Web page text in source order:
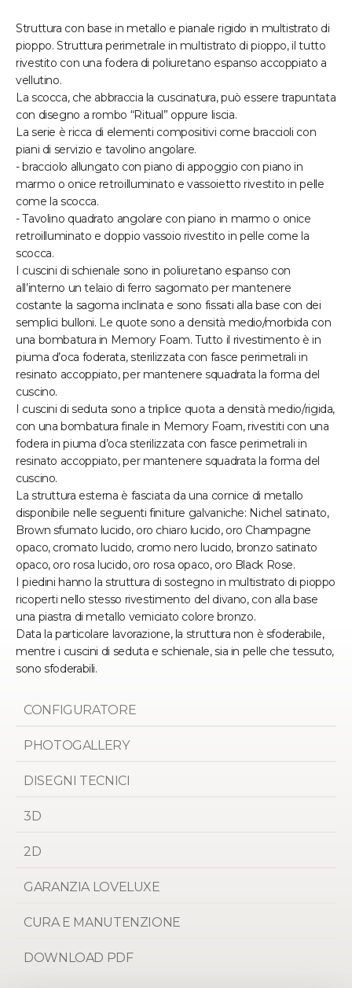
Struttura con base in metallo e pianale rigido in multistrato di
pioppo. Struttura perimetrale in multistrato di pioppo, il tutto
rivestito con una fodera di poliuretano espanso accoppiato a
vellutino.
La scocca, che abbraccia la cuscinatura, può essere trapuntata
con disegno a rombo “Ritual” oppure liscia.
La serie è ricca di elementi compositivi come braccioli con
piani di servizio e tavolino angolare.
- bracciolo allungato con piano di appoggio con piano in
marmo o onice retroilluminato e vassoietto rivestito in pelle
come la scocca.
- Tavolino quadrato angolare con piano in marmo o onice
retroilluminato e doppio vassoio rivestito in pelle come la
scocca.
I cuscini di schienale sono in poliuretano espanso con
all’interno un telaio di ferro sagomato per mantenere
costante la sagoma inclinata e sono fissati alla base con dei
semplici bulloni. Le quote sono a densità medio/morbida con
una bombatura in Memory Foam. Tutto il rivestimento è in
piuma d’oca foderata, sterilizzata con fasce perimetrali in
resinato accoppiato, per mantenere squadrata la forma del
cuscino.
I cuscini di seduta sono a triplice quota a densità medio/rigida,
con una bombatura finale in Memory Foam, rivestiti con una
fodera in piuma d’oca sterilizzata con fasce perimetrali in
resinato accoppiato, per mantenere squadrata la forma del
cuscino.
La struttura esterna è fasciata da una cornice di metallo
disponibile nelle seguenti finiture galvaniche: Nichel satinato,
Brown sfumato lucido, oro chiaro lucido, oro Champagne
opaco, cromato lucido, cromo nero lucido, bronzo satinato
opaco, oro rosa lucido, oro rosa opaco, oro Black Rose.
I piedini hanno la struttura di sostegno in multistrato di pioppo
ricoperti nello stesso rivestimento del divano, con alla base
una piastra di metallo verniciato colore bronzo.
Data la particolare lavorazione, la struttura non è sfoderabile,
mentre i cuscini di seduta e schienale, sia in pelle che tessuto,
sono sfoderabili.
CONFIGURATORE
PHOTOGALLERY
DISEGNI TECNICI
3D
2D
GARANZIA LOVELUXE
CURA E MANUTENZIONE
DOWNLOAD PDF